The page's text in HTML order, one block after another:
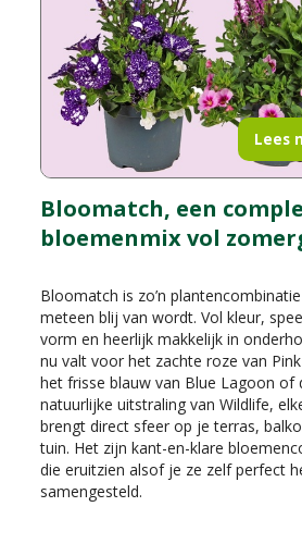
Bloomatch, een
bloemenmix vol
Bloomatch is zo’n
meteen blij van wordt. Vol kleur,
vorm en heerlijk makkelijk in
nu valt voor het zachte roze van
het frisse blauw van Blue Lagoon of
natuurlijke uitstraling van Wildlife,
brengt direct sfeer op je terras,
tuin. Het zijn kant-en-klare
die eruitzien alsof je ze zelf perfect
samengesteld.
Lees